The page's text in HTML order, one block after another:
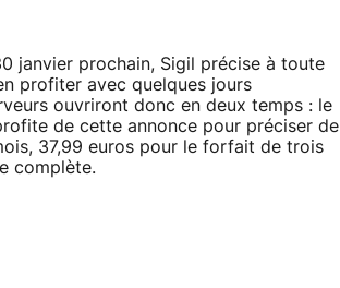
janvier prochain, Sigil précise à toute
profiter avec quelques jours
ouvriront donc en deux temps : le
de cette annonce pour préciser de
37,99 euros pour le forfait de trois
complète.